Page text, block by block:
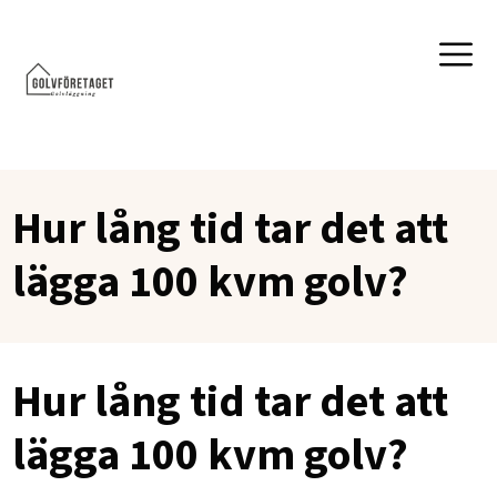
Hur lång tid tar det att
lägga 100 kvm golv?
Hur lång tid tar det att
lägga 100 kvm golv?